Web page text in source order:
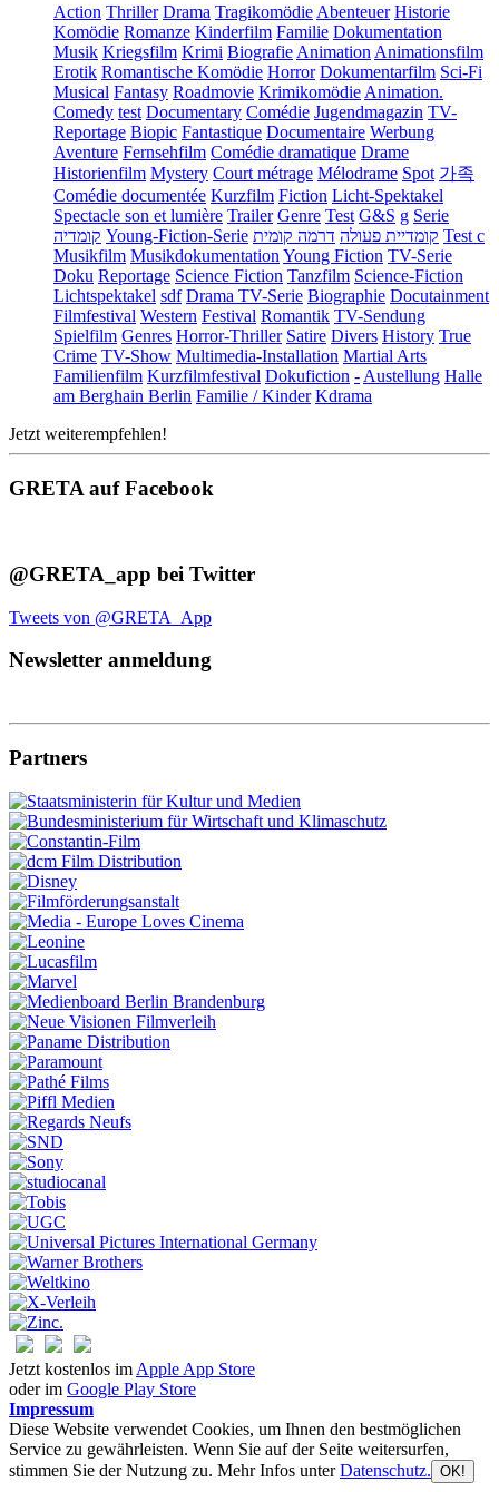
Action Thriller Drama Tragikomödie Abenteuer Historie
Komödie Romanze Kinderfilm Familie Dokumentation
Musik Kriegsfilm Krimi Biografie Animation Animationsfilm
Erotik Romantische Komödie Horror Dokumentarfilm Sci-Fi
Musical Fantasy Roadmovie Krimikomödie Animation.
Comedy test Documentary Comédie Jugendmagazin TV-
Reportage Biopic Fantastique Documentaire Werbung
Aventure Fernsehfilm Comédie dramatique Drame
Historienfilm Mystery Court métrage Mélodrame Spot 가족
Comédie documentée Kurzfilm Fiction Licht-Spektakel
Spectacle son et lumière Trailer Genre Test G&S g Serie
קומדיה Young-Fiction-Serie קומדיית פעולה דרמה קומית
Test c
Musikfilm Musikdokumentation Young Fiction TV-Serie
Doku Reportage Science Fiction Tanzfilm Science-Fiction
Lichtspektakel sdf Drama TV-Serie Biographie Docutainment
Filmfestival Western Festival Romantik TV-Sendung
Spielfilm Genres Horror-Thriller Satire Divers History True
Crime TV-Show Multimedia-Installation Martial Arts
Familienfilm Kurzfilmfestival Dokufiction - Austellung Halle
am Berghain Berlin Familie / Kinder Kdrama
Jetzt weiterempfehlen!
GRETA auf Facebook
@GRETA_app bei Twitter
Tweets von @GRETA_App
Newsletter anmeldung
Partners
Jetzt kostenlos im Apple App Store
oder im Google Play Store
Impressum
Diese Website verwendet Cookies, um Ihnen den bestmöglichen
Service zu gewährleisten. Wenn Sie auf der Seite weitersurfen,
stimmen Sie der Nutzung zu. Mehr Infos unterDatenschutz. OK!